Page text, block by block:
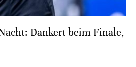
Dankert beim Finale,